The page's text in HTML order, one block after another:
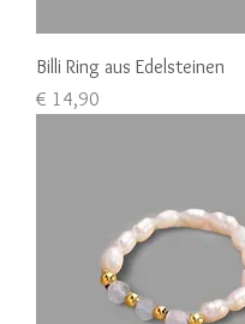
Billi Ring aus Edelsteinen
Preis
€ 14,90